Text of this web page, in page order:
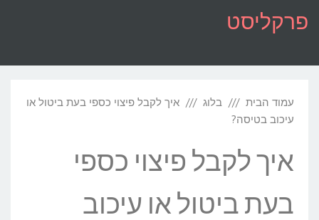
פרקליסט
עמוד הבית בלוג
איך לקבל פיצוי כספי בעת ביטול או
עיכוב בטיסה?
איך לקבל פיצוי כספי
בעת ביטול או עיכוב